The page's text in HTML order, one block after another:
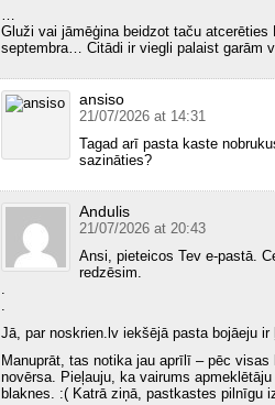
…
Gluži vai jāmēģina beidzot taču
septembra… Citādi ir viegli palaist garām
ansiso
21/07/2026 at 14:31
Tagad arī pasta kaste
sazināties?
Andulis
21/07/2026 at 20:43
Ansi, pieteicos Tev e-pastā.
redzēsim.
.
.
Jā, par noskrien.lv iekšējā pasta bojāeju ir
Manuprāt, tas notika jau aprīlī – pēc
novērsa. Pieļauju, ka vairums
blaknes. :( Katrā ziņā, pastkastes pilnīgu